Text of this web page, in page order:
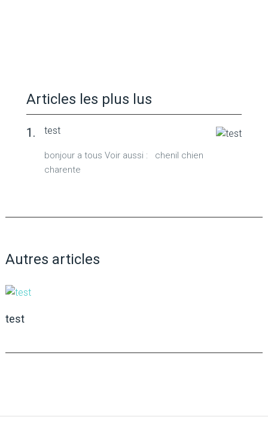
Articles les plus lus
test
bonjour a tous Voir aussi : chenil chien
charente
Autres articles
test